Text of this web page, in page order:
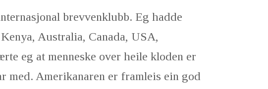
brevvenklubb. Eg hadde
Australia, Canada, USA,
eg at menneske over heile kloden er
med. Amerikanaren er framleis ein god